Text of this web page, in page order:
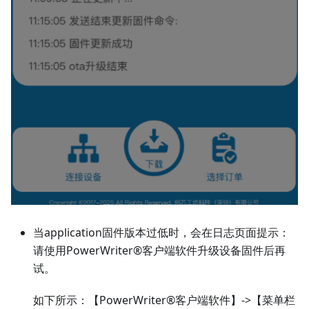
当application固件版本过低时，会在日志页面提示：
请使用PowerWriter®客户端软件升级设备固件后再
试。
如下所示：【PowerWriter®客户端软件】->【菜单栏